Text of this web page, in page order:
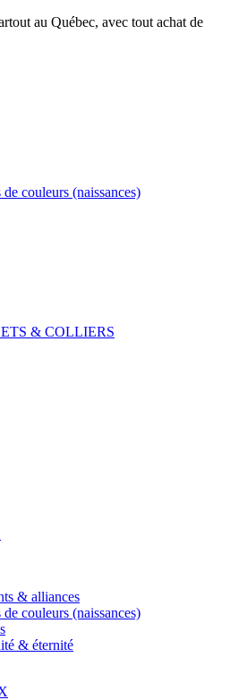
au Québec, avec tout achat de
couleurs (naissances)
& COLLIERS
& alliances
couleurs (naissances)
& éternité